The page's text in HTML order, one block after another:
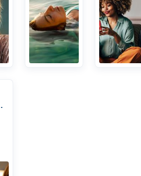
nicht? No
Stress. Kate
it!
richten Sie
mit Kate
mühelos
ein.